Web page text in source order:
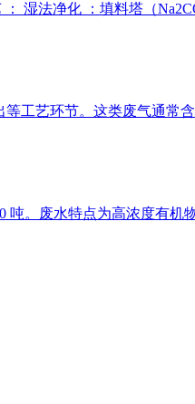
湿法净化 ：填料塔（
工艺环节。这类废气通常
。废水特点为高浓度有机